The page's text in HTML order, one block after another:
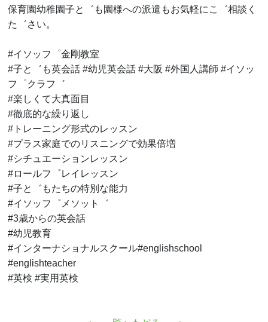
保育園幼稚園子と゛も園様への派遣もお気軽にこ゛相談く
た゛さい。
#イソッフ゜金剛教室
#子と゛も英会話 #幼児英会話 #大阪 #外国人講師 #イソッ
フ゜クラフ゛
#楽しくて大真面目
#徹底的な繰り返し
#トレーニング形式のレッスン
#プラス家庭でのリスニングで効果倍増
#シチュエーションレッスン
#ロールフ゜レイレッスン
#子と゛もたちの特別な能力
#イソッフ゜メソット゛
#3歳からの英会話
#幼児教育
#インターナショナルスクール#englishschool
#englishteacher
#英検 #実用英検